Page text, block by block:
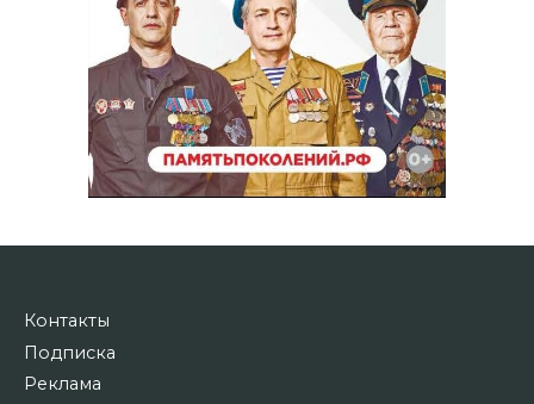
Контакты
Подписка
Реклама